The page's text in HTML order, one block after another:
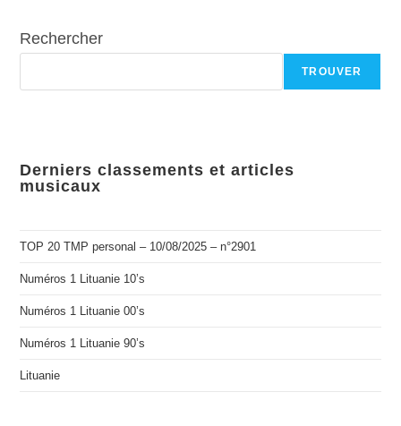
Rechercher
TROUVER
Derniers classements et articles
musicaux
TOP 20 TMP personal – 10/08/2025 – n°2901
Numéros 1 Lituanie 10’s
Numéros 1 Lituanie 00’s
Numéros 1 Lituanie 90’s
Lituanie